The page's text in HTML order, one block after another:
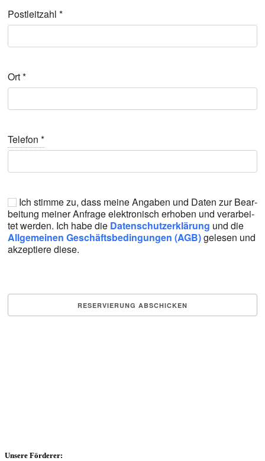
Post­leit­zahl *
Ort*
Tele­fon *
Ich stim­me zu, dass mei­ne Anga­ben und Daten zur Bear­
bei­tung mei­ner Anfra­ge elek­tro­nisch erho­ben und ver­ar­bei­
tet wer­den. Ich habe die Daten­schutz­er­klä­rung und die
All­ge­mei­nen Geschäfts­be­din­gun­gen (AGB)gele­sen und
akzep­tie­re die­se.
Unsere Förderer: